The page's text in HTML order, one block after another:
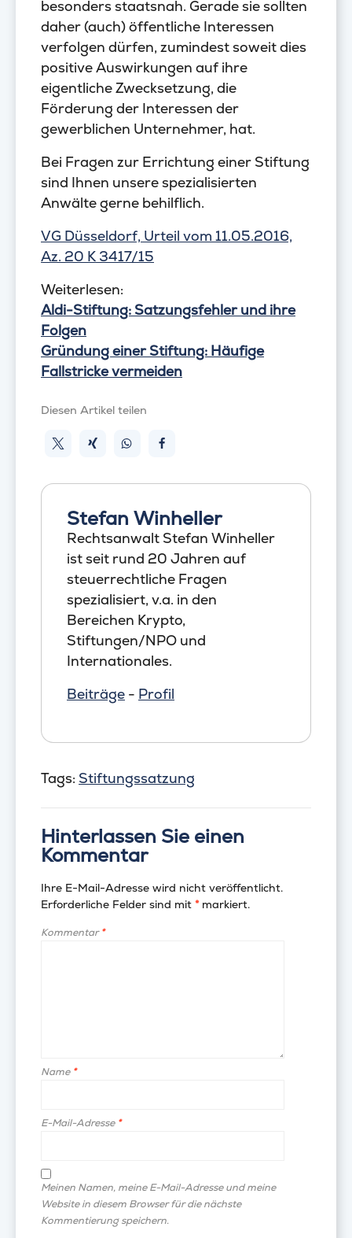
besonders staatsnah. Gerade sie sollten
daher (auch) öffentliche Interessen
verfolgen dürfen, zumindest soweit dies
positive Auswirkungen auf ihre
eigentliche Zwecksetzung, die
Förderung der Interessen der
gewerblichen Unternehmer, hat.
Bei Fragen zur Errichtung einer Stiftung
sind Ihnen unsere spezialisierten
Anwälte gerne behilflich.
VG Düsseldorf, Urteil vom 11.05.2016,
Az. 20 K 3417/15
Weiterlesen:
Aldi-Stiftung: Satzungsfehler und ihre
Folgen
Gründung einer Stiftung: Häufige
Fallstricke vermeiden
Diesen Artikel teilen
Stefan Winheller
Rechtsanwalt Stefan Winheller
ist seit rund 20 Jahren auf
steuerrechtliche Fragen
spezialisiert, v.a. in den
Bereichen Krypto,
Stiftungen/NPO und
Internationales.
Beiträge - Profil
Tags: Stiftungssatzung
Hinterlassen Sie einen
Kommentar
Ihre E-Mail-Adresse wird nicht veröffentlicht.
Erforderliche Felder sind mit *markiert.
Kommentar*
Name *
E-Mail-Adresse *
Meinen Namen, meine E-Mail-Adresse und meine
Website in diesem Browser für die nächste
Kommentierung speichern.